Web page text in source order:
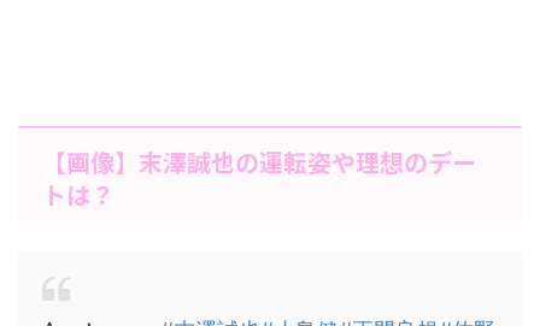
【画像】末澤誠也の運転姿や理想のデー
トは？